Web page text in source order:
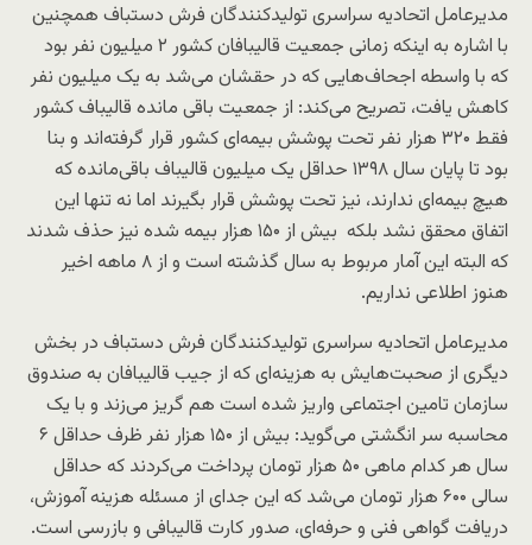
مدیرعامل اتحادیه سراسری تولیدکنندگان فرش دستباف همچنین
با اشاره به اینکه زمانی جمعیت قالیبافان کشور ۲ میلیون نفر بود
که با واسطه اجحاف‌هایی که در حقشان می‌شد به یک میلیون نفر
کاهش یافت، تصریح می‌کند: از جمعیت باقی مانده قالیباف کشور
فقط ۳۲۰ هزار نفر تحت پوشش بیمه‌ای کشور قرار گرفته‌اند و بنا
بود تا پایان سال ۱۳۹۸ حداقل یک میلیون قالیباف باقی‌مانده که
هیچ بیمه‌ای ندارند، نیز تحت پوشش قرار بگیرند اما نه تنها این
اتفاق محقق نشد بلکه بیش از ۱۵۰ هزار بیمه شده نیز حذف شدند
که البته این آمار مربوط به سال گذشته است و از ۸ ماهه اخیر
هنوز اطلاعی نداریم.
مدیرعامل اتحادیه سراسری تولیدکنندگان فرش دستباف در بخش
دیگری از صحبت‌هایش به هزینه‌ای که از جیب قالیبافان به صندوق
سازمان تامین اجتماعی واریز شده است هم گریز می‌زند و با یک
محاسبه سر انگشتی می‌گوید: بیش از ۱۵۰ هزار نفر ظرف حداقل ۶
سال هر کدام ماهی ۵۰ هزار تومان پرداخت می‌کردند که حداقل
سالی ۶۰۰ هزار تومان می‌شد که این جدای از مسئله هزینه‌ آموزش،
دریافت گواهی‌ فنی و حرفه‌ای،‌ صدور کارت قالیبافی و بازرسی است.